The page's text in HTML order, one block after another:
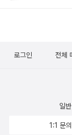
로그인 전체
일
1:1 문의